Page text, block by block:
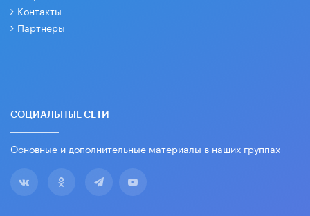
Контакты
Партнеры
СОЦИАЛЬНЫЕ СЕТИ
Основные и дополнительные материалы в наших группах